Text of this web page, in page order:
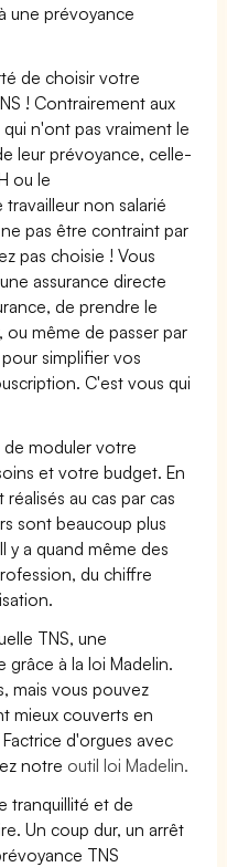
une prévoyance
de choisir votre
! Contrairement aux
n'ont pas vraiment le
leur prévoyance, celle-
ou le
non salarié
pas être contraint par
pas choisie ! Vous
assurance directe
de prendre le
même de passer par
simplifier vos
C'est vous qui
de moduler votre
et votre budget. En
au cas par cas
sont beaucoup plus
y a quand même des
du chiffre
TNS, une
grâce à la loi Madelin.
mais vous pouvez
mieux couverts en
d'orgues avec
notre outil loi Madelin.
tranquillité et de
Un coup dur, un arrêt
TNS